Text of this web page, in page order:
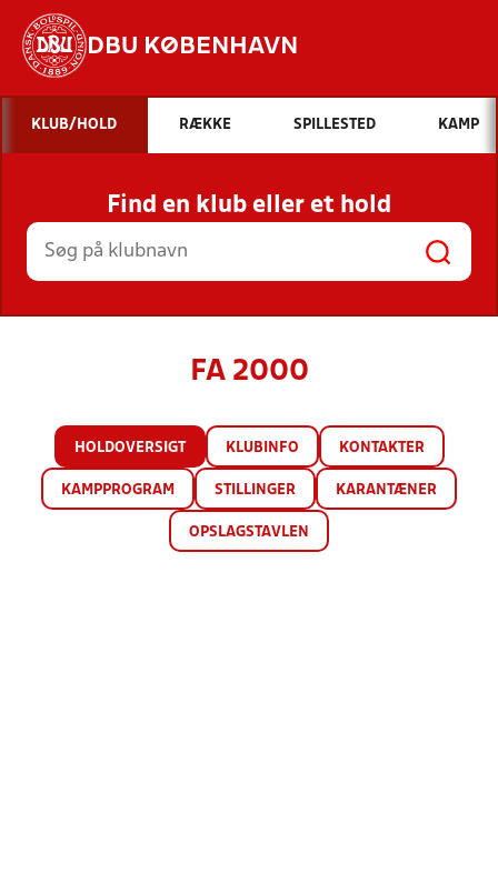
DBU KØBENHAVN
Hvad vil du søge efter?
INDHOLD OG NYHEDER
STILLINGER, RESULTATER, KLUBBER OG
HOLD
KLUB/HOLD RÆKKE SPILLESTED KAMP
Find en klub eller et hold
FA 2000
HOLDOVERSIGT KLUBINFO KONTAKTER
KAMPPROGRAM STILLINGER KARANTÆNER
OPSLAGSTAVLEN